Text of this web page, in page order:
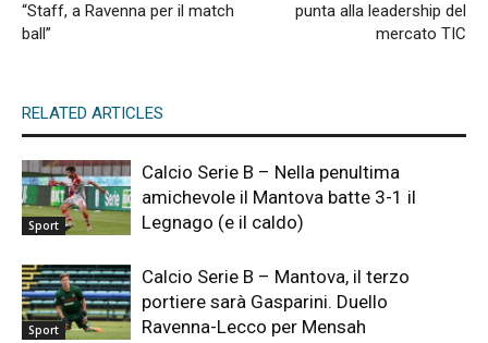
“Staff, a Ravenna per il match
ball”
punta alla leadership del
mercato TIC
RELATED ARTICLES
Sport
Calcio Serie B – Nella penultima
amichevole il Mantova batte 3-1 il
Legnago (e il caldo)
Sport
Calcio Serie B – Mantova, il terzo
portiere sarà Gasparini. Duello
Ravenna-Lecco per Mensah